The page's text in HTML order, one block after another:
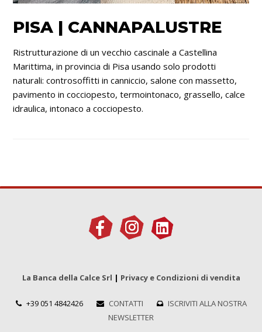
PISA | CANNAPALUSTRE
Ristrutturazione di un vecchio cascinale a Castellina
Marittima, in provincia di Pisa usando solo prodotti
naturali: controsoffitti in canniccio, salone con massetto,
pavimento in cocciopesto, termointonaco, grassello, calce
idraulica, intonaco a cocciopesto.
La Banca della Calce Srl | Privacy e Condizioni di vendita
+39 051 4842426 CONTATTI
ISCRIVITI ALLA NOSTRA
NEWSLETTER